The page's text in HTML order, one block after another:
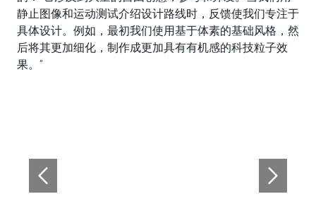
静止图像和运动测试介绍设计路线时，反馈使我们专注于
具体设计。例如，最初我们使用基于体素的基础风格，然
后将其更加细化，制作成更加具有有机感的科技粒子效
果。”